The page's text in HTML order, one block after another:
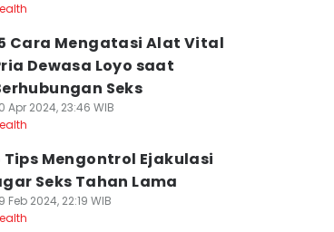
Cara Mengatasi Alat Vital
Dewasa Loyo saat
Seks
Apr 2024, 23:46 WIB
Tips Mengontrol Ejakulasi
Seks Tahan Lama
Feb 2024, 22:19 WIB